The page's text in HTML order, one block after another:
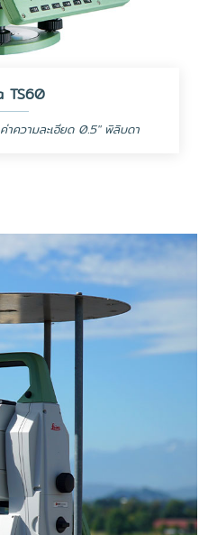
TS60
ความละเอียด 0.5" พิลิบดา